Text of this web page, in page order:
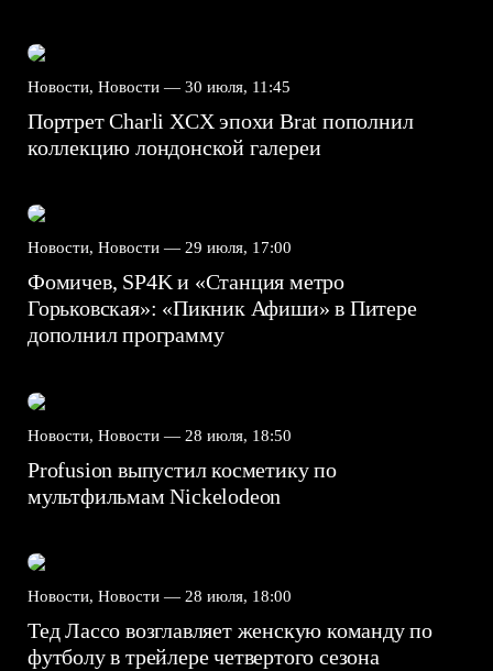
Новости, Новости — 30 июля, 11:45
Портрет Charli XCX эпохи Brat пополнил
коллекцию лондонской галереи
Новости, Новости — 29 июля, 17:00
Фомичев, SP4K и «Станция метро
Горьковская»: «Пикник Афиши» в Питере
дополнил программу
Новости, Новости — 28 июля, 18:50
Profusion выпустил косметику по
мультфильмам Nickelodeon
Новости, Новости — 28 июля, 18:00
Тед Лассо возглавляет женскую команду по
футболу в трейлере четвертого сезона